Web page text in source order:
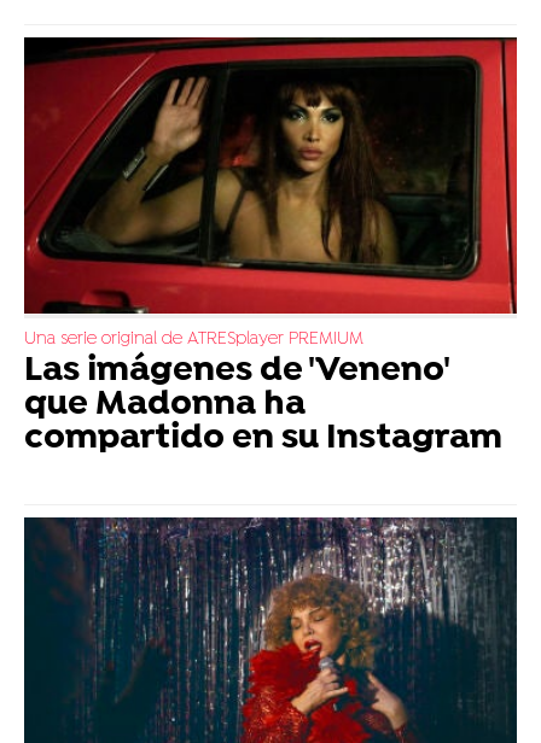
Una serie original de ATRESplayer PREMIUM
Las imágenes de 'Veneno'
que Madonna ha
compartido en su Instagram